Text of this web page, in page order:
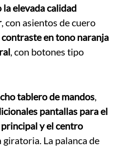
elevada calidad
, con asientos de cuero
en tono naranja
, con botones tipo
tablero de mandos,
pantallas para el
y el centro
giratoria. La palanca de